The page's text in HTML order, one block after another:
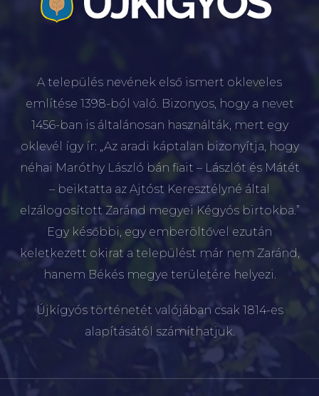
A település nevének első ismert okleveles
említése 1398-ból való. Bizonyos, hogy a nevet
1456-ban is általánosan használták, mert egy
oklevél így ír: „Az aradi káptalan bizonyítja, hogy
néhai Maróthy László bán fiait – Lászlót és Mátét
– beiktatta az Ajtóst Keresztélyné által
elzálogosított Zaránd megyei Kégyós birtokba.”
Egy későbbi, egy emberöltővel ezután
keletkezett okirat a települést már nem Zaránd,
hanem Békés megye területére helyezi.
Újkígyós történetét valójában csak 1814-es
alapításától számíthatjuk.